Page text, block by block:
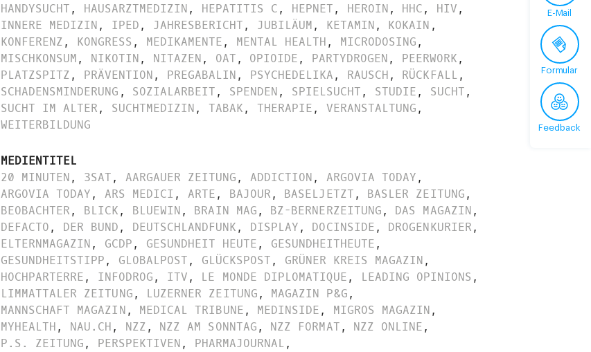
HANDYSUCHT, HAUSARZTMEDIZIN, HEPATITIS C, HEPNET, HEROIN, HHC, HIV,
INNERE MEDIZIN, IPED, JAHRESBERICHT, JUBILÄUM, KETAMIN, KOKAIN ,
KONFERENZ, KONGRESS , MEDIKAMENTE, MENTAL HEALTH, MICRODOSING,
MISCHKONSUM, NIKOTIN, NITAZEN, OAT, OPIOIDE, PARTYDROGEN, PEERWORK,
PLATZSPITZ, PRÄVENTION, PREGABALIN, PSYCHEDELIKA, RAUSCH, RÜCKFALL,
SCHADENSMINDERUNG , SOZIALARBEIT, SPENDEN, SPIELSUCHT, STUDIE, SUCHT,
SUCHT IM ALTER, SUCHTMEDIZIN, TABAK, THERAPIE, VERANSTALTUNG,
WEITERBILDUNG
MEDIENTITEL
20 MINUTEN, 3SAT, AARGAUER ZEITUNG, ADDICTION, ARGOVIA TODAY,
ARGOVIA TODAY, ARS MEDICI , ARTE, BAJOUR, BASELJETZT, BASLER ZEITUNG,
BEOBACHTER, BLICK, BLUEWIN, BRAIN MAG, BZ-BERNERZEITUNG, DAS MAGAZIN,
DEFACTO, DER BUND, DEUTSCHLANDFUNK, DISPLAY, DOCINSIDE, DROGENKURIER,
ELTERNMAGAZIN, GCDP, GESUNDHEIT HEUTE, GESUNDHEITHEUTE,
GESUNDHEITSTIPP, GLOBALPOST, GLÜCKSPOST, GRÜNER KREIS MAGAZIN,
HOCHPARTERRE, INFODROG, ITV, LE MONDE DIPLOMATIQUE, LEADING OPINIONS ,
LIMMATTALER ZEITUNG, LUZERNER ZEITUNG, MAGAZIN P&G,
MANNSCHAFT MAGAZIN, MEDICAL TRIBUNE, MEDINSIDE, MIGROS MAGAZIN,
MYHEALTH, NAU.CH, NZZ, NZZ AM SONNTAG, NZZ FORMAT, NZZ ONLINE,
P.S. ZEITUNG, PERSPEKTIVEN, PHARMAJOURNAL,
E-Mail
Formular
Feedback